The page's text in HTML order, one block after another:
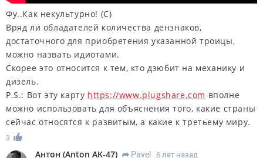
Фу..Как некультурно! (C)
Вряд ли обладателей количества дензнаков,
достаточного для приобретения указанной троицы,
можно назвать идиотами.
Скорее это относится к тем, кто дзюбит на механику и
дизель.
P.S.: Вот эту карту https://www.plugshare.com вполне
можно использовать для объяснения того, какие страны
сейчас относятся к развитым, а какие к третьему миру.
3
Антон (Anton AK-47) R Pavel 6 лет назад